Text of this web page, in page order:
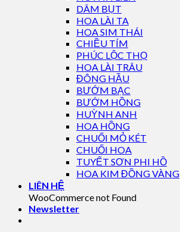
DÂM BỤT
HOA LÀI TA
HOA SIM THÁI
CHIỀU TÍM
PHÚC LỘC THỌ
HOA LÀI TRÂU
ĐÔNG HẦU
BƯỚM BẠC
BƯỚM HỒNG
HUỲNH ANH
HOA HỒNG
CHUỐI MỎ KÉT
CHUỐI HOA
TUYẾT SƠN PHI HỒ
HOA KIM ĐỒNG VÀNG
LIÊN HỆ
WooCommerce not Found
Newsletter